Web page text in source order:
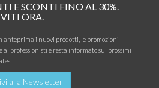
E SCONTI FINO AL 30%.
ORA.
anteprima i nuovi prodotti, le promozioni
ai professionisti e resta informato sui prossimi
alla Newsletter